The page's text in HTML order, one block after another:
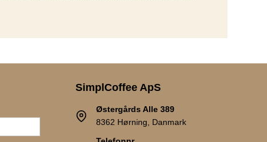
SimplCoffee ApS
Østergårds Alle 389
8362 Hørning, Danmark